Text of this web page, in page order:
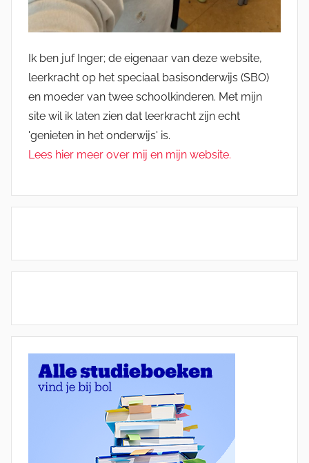
Ik ben juf Inger; de eigenaar van deze website,
leerkracht op het speciaal basisonderwijs (SBO)
en moeder van twee schoolkinderen. Met mijn
site wil ik laten zien dat leerkracht zijn echt
'genieten in het onderwijs' is.
Lees hier meer over mij en mijn website.